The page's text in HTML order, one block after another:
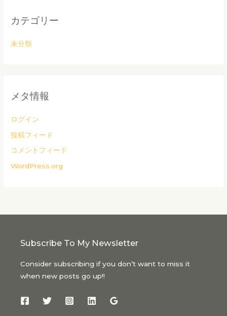
カテゴリー
未分類
メタ情報
ログイン
投稿フィード
コメントフィード
WordPress.org
Subscribe To My Newsletter
Consider subscribing if you don’t want to miss it
when new posts go up!!